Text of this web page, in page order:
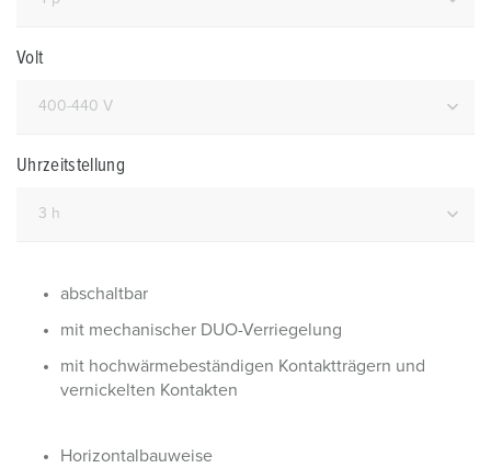
Volt
Uhrzeitstellung
abschaltbar
mit mechanischer DUO-Verriegelung
mit hochwärmebeständigen Kontaktträgern und
vernickelten Kontakten
Horizontalbauweise